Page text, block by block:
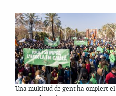
Una multitud de gent ha omplert el